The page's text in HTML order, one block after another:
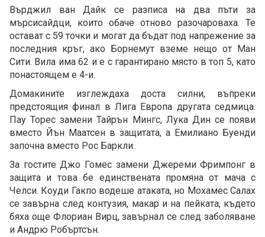
Върджил ван Дайк се разписа на два пъти за
мърсисайдци, които обаче отново разочароваха. Те
остават с 59 точки и могат да бъдат под напрежение за
последния кръг, ако Борнемут вземе нещо от Ман
Сити. Вила има 62 и е с гарантирано място в топ 5, като
понастоящем е 4-и.
Домакините изглеждаха доста силни, въпреки
предстоящия финал в Лига Европа другата седмица.
Пау Торес замени Тайрън Мингс, Лука Дин се появи
вместо Йън Маатсен в защитата, а Емилиано Буенди
започна вместо Рос Баркли.
За гостите Джо Гомес замени Джереми Фримпонг в
защита и това бе единствената промяна от мача с
Челси. Коуди Гакпо водеше атаката, но Мохамес Салах
се завърна след контузия, макар и на пейката, където
бяха още Флориан Вирц, завърнал се след заболяване
и Андрю Робъртсън.